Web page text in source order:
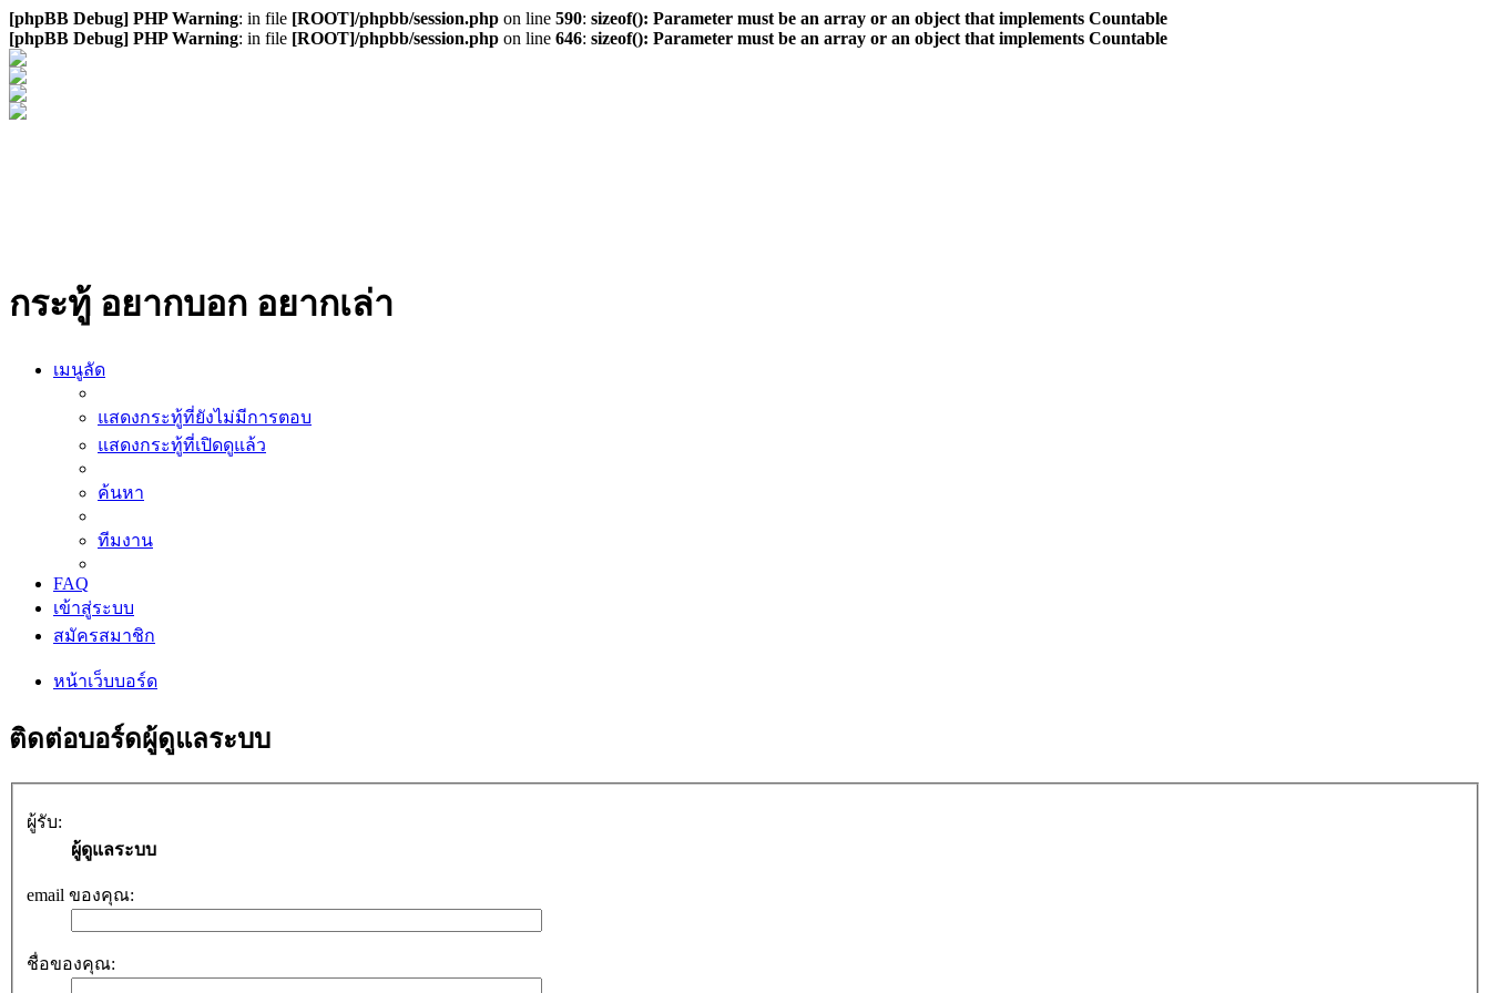
[phpBB Debug] PHP Warning: in file [ROOT]/phpbb/session.php on line 590: sizeof(): Parameter must be an array or an object that implements Countable
[phpBB Debug] PHP Warning: in file [ROOT]/phpbb/session.php on line 646: sizeof(): Parameter must be an array or an object that implements Countable
กระทู้ อยากบอก อยากเล่า
เมนูลัด
แสดงกระทู้ที่ยังไม่มีการตอบ
แสดงกระทู้ที่เปิดดูแล้ว
ค้นหา
ทีมงาน
FAQ
เข้าสู่ระบบ
สมัครสมาชิก
หน้าเว็บบอร์ด
ติดต่อบอร์ดผู้ดูแลระบบ
ผู้รับ:
ผู้ดูแลระบบ
email ของคุณ:
ชื่อของคุณ: